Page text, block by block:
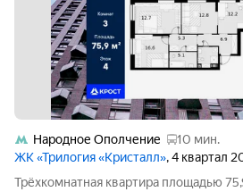
Народное Ополчение
10 мин.
ЖК «Трилогия «Кристалл», 4 квартал
Трёхкомнатная квартира площадью